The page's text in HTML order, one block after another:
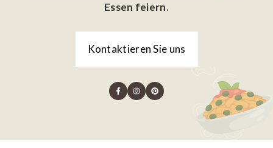
Essen feiern.
Kontaktieren Sie uns